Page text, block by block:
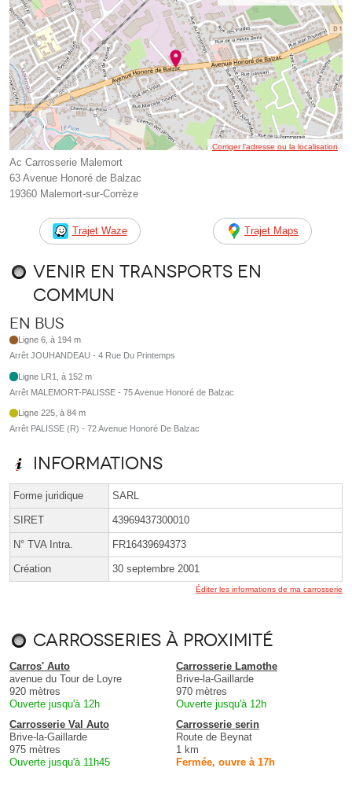
Corriger l’adresse ou la localisation
Ac Carrosserie Malemort
63 Avenue Honoré de Balzac
19360 Malemort-sur-Corrèze
Trajet Waze Trajet Maps
Venir en transports en
commun
En bus
Ligne 6, à 194 m
Arrêt JOUHANDEAU - 4 Rue Du Printemps
Ligne LR1, à 152 m
Arrêt MALEMORT-PALISSE - 75 Avenue Honoré de Balzac
Ligne 225, à 84 m
Arrêt PALISSE (R) - 72 Avenue Honoré De Balzac
Informations
Forme juridique SARL
SIRET 43969437300010
N° TVA Intra. FR16439694373
Création 30 septembre 2001
Éditer les informations de ma carrosserie
Carrosseries à proximité
Carros' Auto
avenue du Tour de Loyre
920 mètres
Ouverte jusqu'à 12h
Carrosserie Lamothe
Brive-la-Gaillarde
970 mètres
Ouverte jusqu'à 12h
Carrosserie Val Auto
Brive-la-Gaillarde
975 mètres
Ouverte jusqu'à 11h45
Carrosserie serin
Route de Beynat
1 km
Fermée, ouvre à 17h